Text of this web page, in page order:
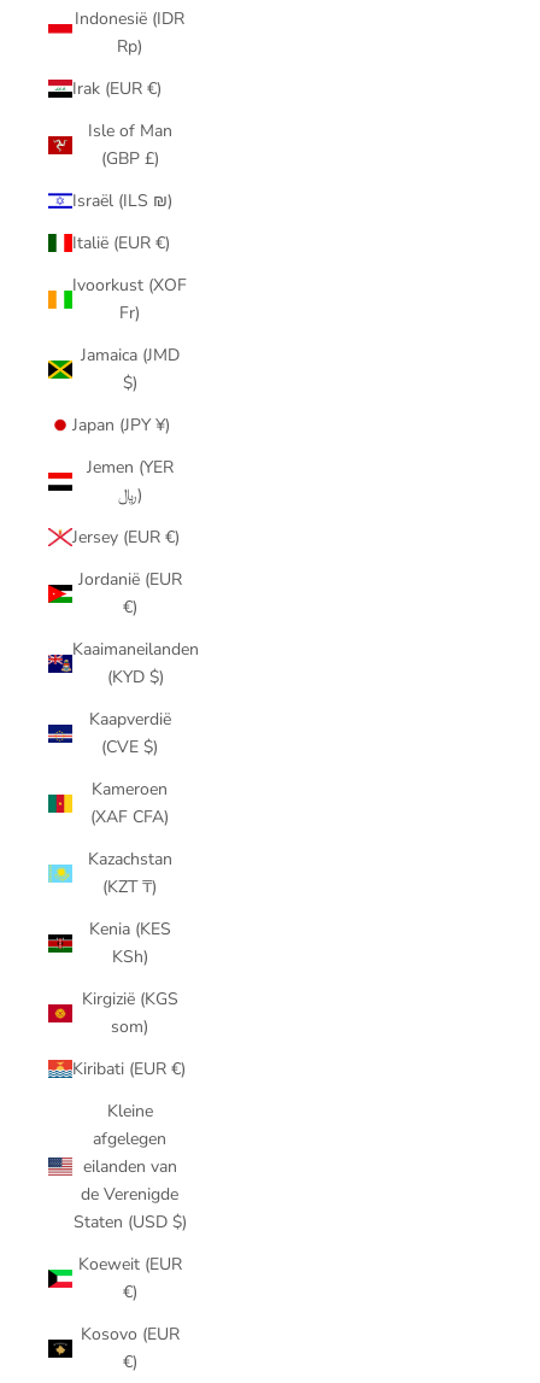
Indonesië (IDR
Rp)
Irak (EUR €)
Isle of Man
(GBP £)
Israël (ILS ₪)
Italië (EUR €)
Ivoorkust (XOF
Fr)
Jamaica (JMD
$)
Japan (JPY ¥)
Jemen (YER
﷼)
Jersey (EUR €)
Jordanië (EUR
€)
Kaaimaneilanden
(KYD $)
Kaapverdië
(CVE $)
Kameroen
(XAF CFA)
Kazachstan
(KZT ₸)
Kenia (KES
KSh)
Kirgizië (KGS
som)
Kiribati (EUR €)
Kleine
afgelegen
eilanden van
de Verenigde
Staten (USD $)
Koeweit (EUR
€)
Kosovo (EUR
€)